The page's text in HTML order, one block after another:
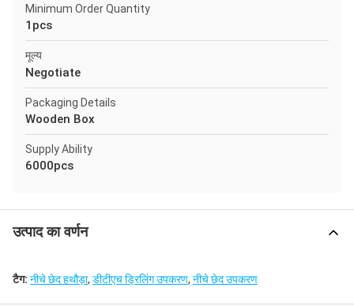
Minimum Order Quantity
1pcs
मूल्य
Negotiate
Packaging Details
Wooden Box
Supply Ability
6000pcs
उत्पाद का वर्णन
टैग: नीचे छेद हथौड़ा, डीटीएच ड्रिलिंग उपकरण, नीचे छेद उपकरण